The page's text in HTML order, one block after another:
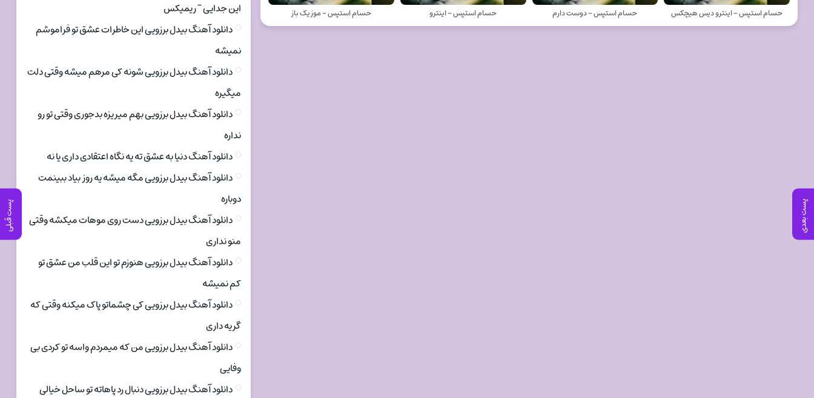
پست بعدی پست قبلی
حسام استپس - اینترو دیس هیچکس حسام استپس - دوست دارم حسام استپس - اینترو حسام استپس - موزیک باز
این جدایی ~ ریمیکس
دانلود آهنگ بیدل برزویی این خاطرات عشق تو فراموشم
نمیشه
دانلود آهنگ بیدل برزویی شونه کی مرهم میشه وقتی دلت
میگیره
دانلود آهنگ بیدل برزویی بهم میریزه بدجوری وقتی تو رو
نداره
دانلود آهنگ دنیا به عشق ته یه نگاه اعتقادی داری یا نه
دانلود آهنگ بیدل برزویی مگه میشه یه روز بیاد ببینمت
دوباره
دانلود آهنگ بیدل برزویی دست روی موهات میکشه وقتی
منو نداری
دانلود آهنگ بیدل برزویی هنوزم تو این قلب من عشق تو
کم نمیشه
دانلود آهنگ بیدل برزویی کی چشماتو پاک میکنه وقتی که
گریه داری
دانلود آهنگ بیدل برزویی من که میمردم واسه تو کردی بی
وفایی
دانلود آهنگ بیدل برزویی دنبال رد پاهاته تو ساحل خیالی